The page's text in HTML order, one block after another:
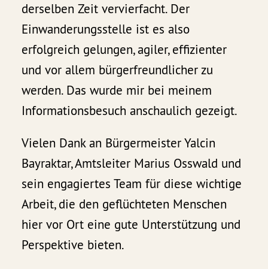
derselben Zeit vervierfacht. Der
Einwanderungsstelle ist es also
erfolgreich gelungen, agiler, effizienter
und vor allem bürgerfreundlicher zu
werden. Das wurde mir bei meinem
Informationsbesuch anschaulich gezeigt.
Vielen Dank an Bürgermeister Yalcin
Bayraktar, Amtsleiter Marius Osswald und
sein engagiertes Team für diese wichtige
Arbeit, die den geflüchteten Menschen
hier vor Ort eine gute Unterstützung und
Perspektive bieten.